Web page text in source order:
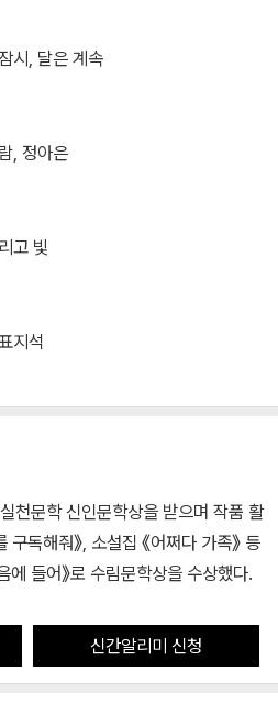
시, 달은 계속
, 정아은
고 빛
지석
천문학 신인문학상을 받으며 작품 활
독해줘》, 소설집 《어쩌다 가족》 등
들어》로 수림문학상을 수상했다.
신간알리미 신청